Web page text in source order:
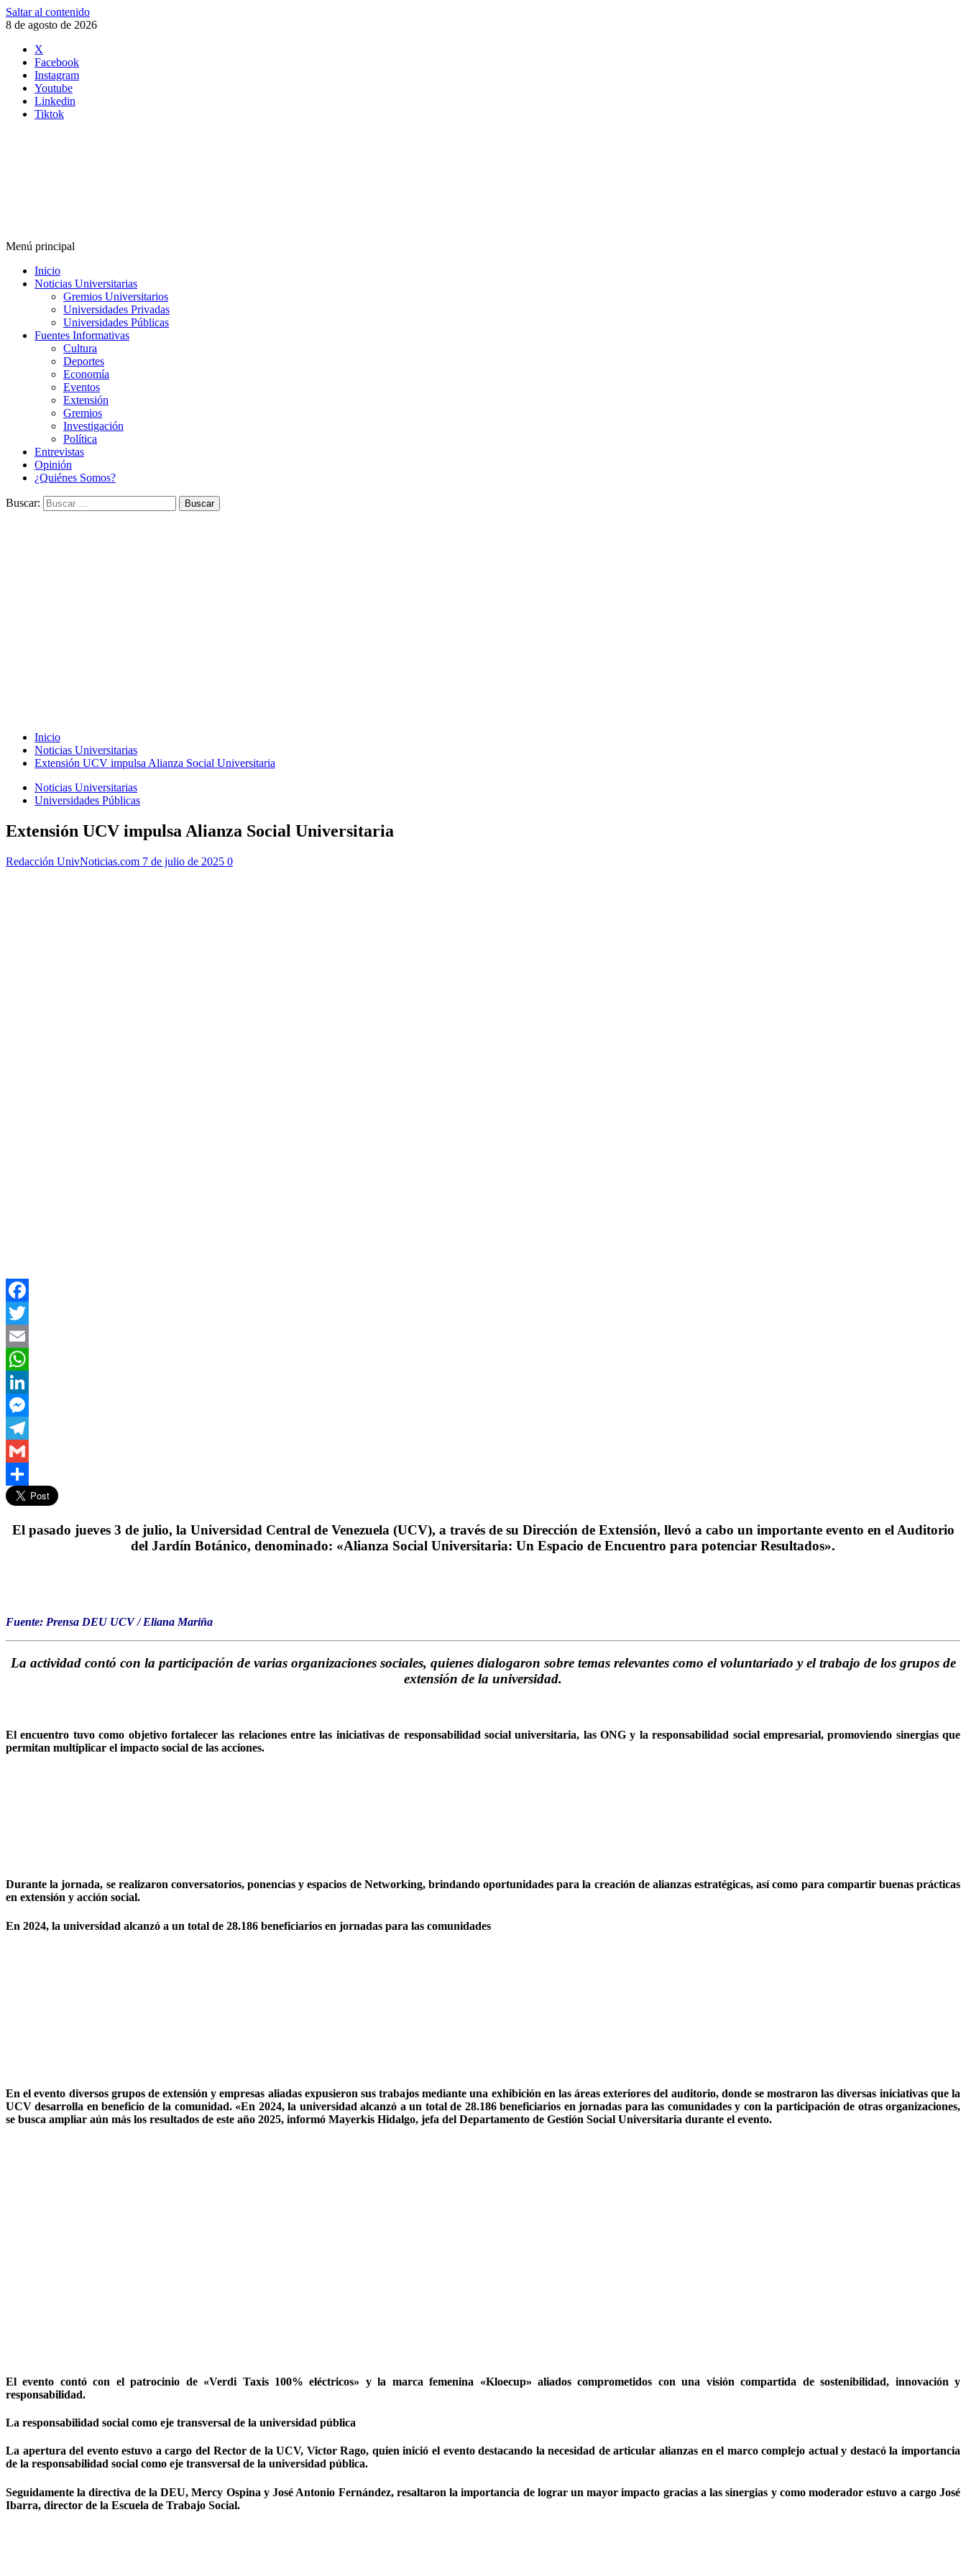
Saltar al contenido
8 de agosto de 2026
X
Facebook
Instagram
Youtube
Linkedin
Tiktok
Menú principal
Inicio
Noticias Universitarias
Gremios Universitarios
Universidades Privadas
Universidades Públicas
Fuentes Informativas
Cultura
Deportes
Economía
Eventos
Extensión
Gremios
Investigación
Política
Entrevistas
Opinión
¿Quiénes Somos?
Buscar:
Inicio
Noticias Universitarias
Extensión UCV impulsa Alianza Social Universitaria
Noticias Universitarias
Universidades Públicas
Extensión UCV impulsa Alianza Social Universitaria
Redacción UnivNoticias.com 7 de julio de 2025 0
Facebook
Twitter
Email
WhatsApp
LinkedIn
Messenger
Telegram
Gmail
Compartir
El pasado jueves 3 de julio, la Universidad Central de Venezuela (UCV), a través de su Dirección de Extensión, llevó a cabo un importante evento en el Auditorio
del Jardín Botánico, denominado: «Alianza Social Universitaria: Un Espacio de Encuentro para potenciar Resultados».
Fuente: Prensa DEU UCV / Eliana Mariña
La actividad contó con la participación de varias organizaciones sociales, quienes dialogaron sobre temas relevantes como el voluntariado y el trabajo de los grupos de
extensión de la universidad.
El encuentro tuvo como objetivo fortalecer las relaciones entre las iniciativas de responsabilidad social universitaria, las ONG y la responsabilidad social empresarial, promoviendo sinergias que
permitan multiplicar el impacto social de las acciones.
Durante la jornada, se realizaron conversatorios, ponencias y espacios de Networking, brindando oportunidades para la creación de alianzas estratégicas, así como para compartir buenas prácticas
en extensión y acción social.
En 2024, la universidad alcanzó a un total de 28.186 beneficiarios en jornadas para las comunidades
En el evento diversos grupos de extensión y empresas aliadas expusieron sus trabajos mediante una exhibición en las áreas exteriores del auditorio, donde se mostraron las diversas iniciativas que la
UCV desarrolla en beneficio de la comunidad. «En 2024, la universidad alcanzó a un total de 28.186 beneficiarios en jornadas para las comunidades y con la participación de otras organizaciones,
se busca ampliar aún más los resultados de este año 2025, informó Mayerkis Hidalgo, jefa del Departamento de Gestión Social Universitaria durante el evento.
El evento contó con el patrocinio de «Verdi Taxis 100% eléctricos» y la marca femenina «Kloecup» aliados comprometidos con una visión compartida de sostenibilidad, innovación y
responsabilidad.
La responsabilidad social como eje transversal de la universidad pública
La apertura del evento estuvo a cargo del Rector de la UCV, Victor Rago, quien inició el evento destacando la necesidad de articular alianzas en el marco complejo actual y destacó la importancia
de la responsabilidad social como eje transversal de la universidad pública.
Seguidamente la directiva de la DEU, Mercy Ospina y José Antonio Fernández, resaltaron la importancia de lograr un mayor impacto gracias a las sinergias y como moderador estuvo a cargo José
Ibarra, director de la Escuela de Trabajo Social.